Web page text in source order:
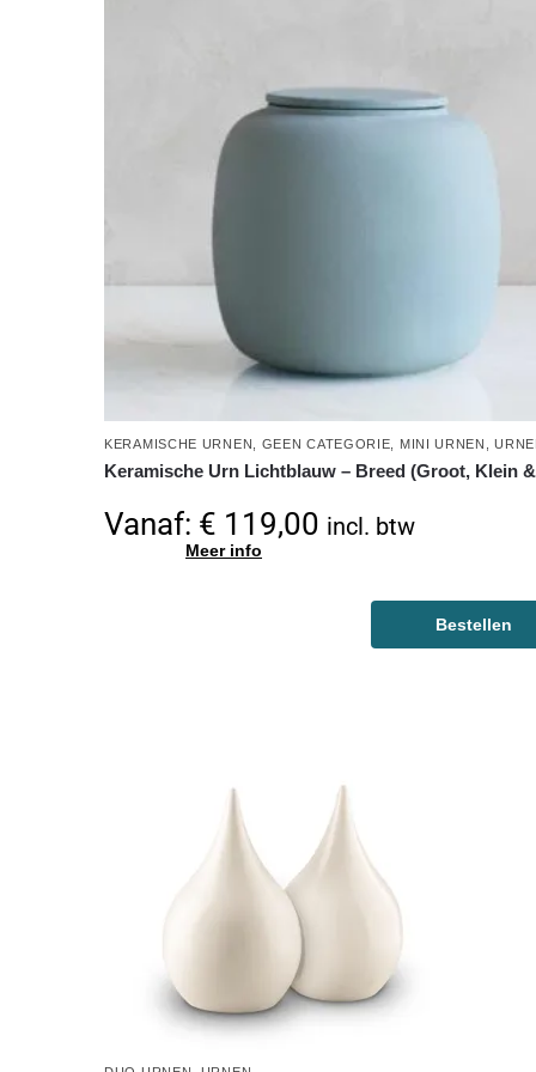
KERAMISCHE URNEN GEEN CATEGORIE MINI URNEN ,
Keramische Urn Lichtblauw – Breed (Groot, Klein
Vanaf: € 119,00 incl. btw
Meer info
Bestellen